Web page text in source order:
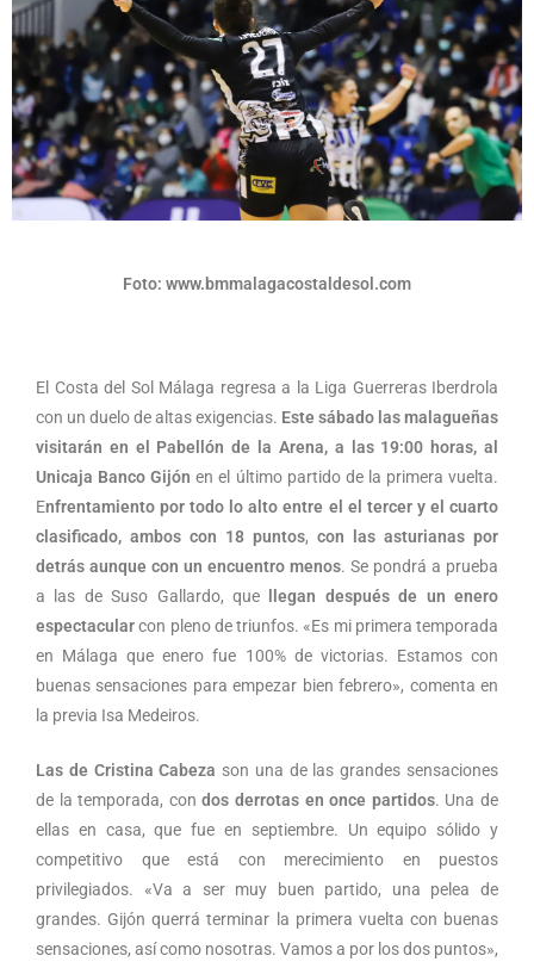
Foto: www.bmmalagacostaldesol.com
El Costa del Sol Málaga regresa a la Liga Guerreras Iberdrola
con un duelo de altas exigencias. Este sábado las malagueñas
visitarán en el Pabellón de la Arena, a las 19:00 horas, al
Unicaja Banco Gijón en el último partido de la primera vuelta.
Enfrentamiento por todo lo alto entre el el tercer y el cuarto
clasificado, ambos con 18 puntos, con las asturianas por
detrás aunque con un encuentro menos. Se pondrá a prueba
a las de Suso Gallardo, que llegan después de un enero
espectacularcon pleno de triunfos. «Es mi primera temporada
en Málaga que enero fue 100% de victorias. Estamos con
buenas sensaciones para empezar bien febrero», comenta en
la previa Isa Medeiros.
Las de Cristina Cabeza son una de las grandes sensaciones
de la temporada, condos derrotas en once partidos. Una de
ellas en casa, que fue en septiembre. Un equipo sólido y
competitivo que está con merecimiento en puestos
privilegiados. «Va a ser muy buen partido, una pelea de
grandes. Gijón querrá terminar la primera vuelta con buenas
sensaciones, así como nosotras. Vamos a por los dos puntos»,